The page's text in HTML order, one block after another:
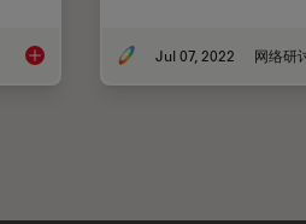
双视野光片显微镜，适用于大型多细胞系统
Jul 07, 2022 网络研